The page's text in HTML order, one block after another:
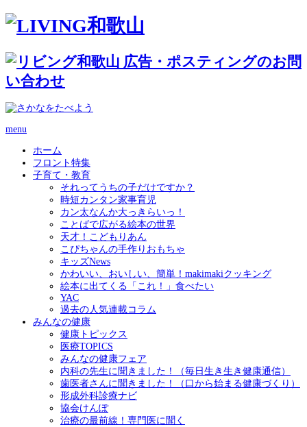
menu
ホーム
フロント特集
子育て・教育
それってうちの子だけですか？
時短カンタン家事育児
カン太なんか大っきらいっ！
ことばで広がる絵本の世界
天才！こどもりあん
こぴちゃんの手作りおもちゃ
キッズNews
かわいい、おいしい、簡単！makimakiクッキング
絵本に出てくる「これ！」食べたい
YAC
過去の人気連載コラム
みんなの健康
健康トピックス
医療TOPICS
みんなの健康フェア
内科の先生に聞きました！（毎日生き生き健康通信）
歯医者さんに聞きました！（口から始まる健康づくり）
形成外科診療ナビ
協会けんぽ
治療の最前線！専門医に聞く